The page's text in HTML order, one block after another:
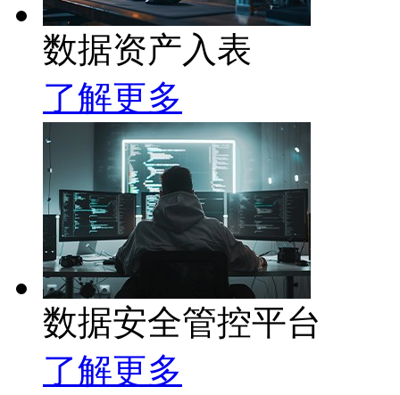
数据资产入表
了解更多
数据安全管控平台
了解更多